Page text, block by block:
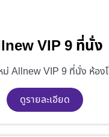
VIP 9 ที่นั่ง
ม่ Allnew VIP 9 ที่นั่ง ห้อง
ดูรายละเอียด